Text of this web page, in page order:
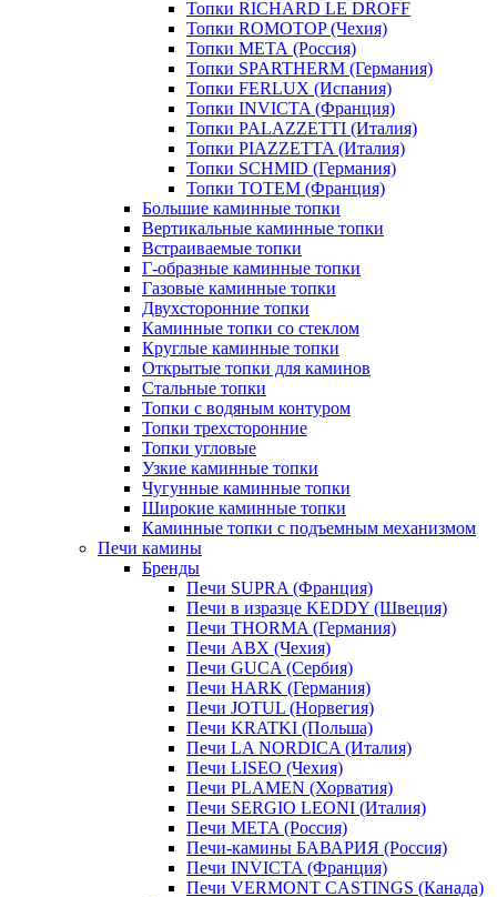
Топки RICHARD LE DROFF
Топки ROMOTOP (Чехия)
Топки МЕТА (Россия)
Топки SPARTHERM (Германия)
Топки FERLUX (Испания)
Топки INVICTA (Франция)
Топки PALAZZETTI (Италия)
Топки PIAZZETTA (Италия)
Топки SCHMID (Германия)
Топки TOTEM (Франция)
Большие каминные топки
Вертикальные каминные топки
Встраиваемые топки
Г-образные каминные топки
Газовые каминные топки
Двухсторонние топки
Каминные топки со стеклом
Круглые каминные топки
Открытые топки для каминов
Стальные топки
Топки с водяным контуром
Топки трехсторонние
Топки угловые
Узкие каминные топки
Чугунные каминные топки
Широкие каминные топки
Каминные топки с подъемным механизмом
Печи камины
Бренды
Печи SUPRA (Франция)
Печи в изразце KEDDY (Швеция)
Печи THORMA (Германия)
Печи ABX (Чехия)
Печи GUCA (Сербия)
Печи HARK (Германия)
Печи JOTUL (Норвегия)
Печи KRATKI (Польша)
Печи LA NORDICA (Италия)
Печи LISEO (Чехия)
Печи PLAMEN (Хорватия)
Печи SERGIO LEONI (Италия)
Печи META (Россия)
Печи-камины БАВАРИЯ (Россия)
Печи INVICTA (Франция)
Печи VERMONT CASTINGS (Канада)